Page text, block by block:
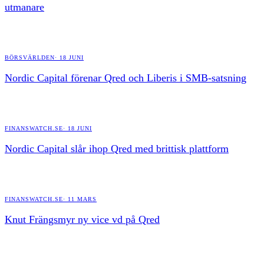
utmanare
BÖRSVÄRLDEN· 18 JUNI
Nordic Capital förenar Qred och Liberis i SMB-satsning
FINANSWATCH.SE· 18 JUNI
Nordic Capital slår ihop Qred med brittisk plattform
FINANSWATCH.SE· 11 MARS
Knut Frängsmyr ny vice vd på Qred